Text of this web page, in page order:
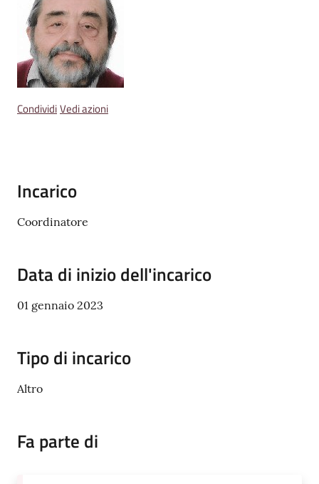
Vivere
Reggio
Emilia
Menu selezionato
u
s
o
E
v
e
i
CondividiVedi azioni
Incarico
Coordinatore
Data di inizio dell'incarico
01 gennaio 2023
Tipo di incarico
Altro
Fa parte di